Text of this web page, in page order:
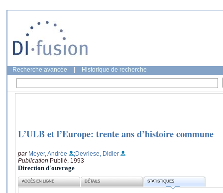
Recherche avancée Historique de recherche
L’ULB et l’Europe: trente ans d’histoire commune
par Meyer, Andrée
;Devriese, Didier
Publication Publié, 1993
Direction d'ouvrage
ACCÈS EN LIGNE DÉTAILS STATISTIQUES